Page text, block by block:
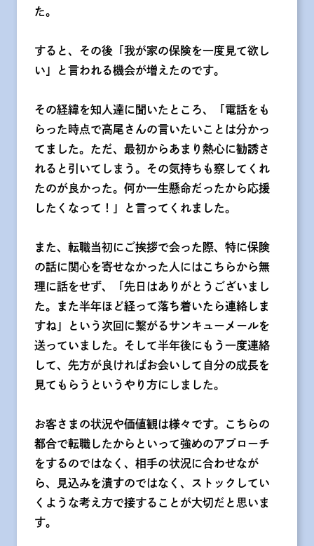
た。
すると、その後「我が家の保険を一度見て欲し
い」と言われる機会が増えたのです。
その経緯を知人達に聞いたところ、「電話をも
らった時点で高尾さんの言いたいことは分かっ
てました。ただ、最初からあまり熱心に勧誘さ
れると引いてしまう。その気持ちも察してくれ
たのが良かった。何か一生懸命だったから応援
したくなって！」と言ってくれました。
また、転職当初にご挨拶で会った際、特に保険
の話に関心を寄せなかった人にはこちらから無
理に話をせず、「先日はありがとうございまし
た。また半年ほど経って落ち着いたら連絡しま
すね」という次回に繋がるサンキューメールを
送っていました。そして半年後にもう一度連絡
して、先方が良ければお会いして自分の成長を
見てもらうというやり方にしました。
お客さまの状況や価値観は様々です。こちらの
都合で転職したからといって強めのアプローチ
をするのではなく、相手の状況に合わせなが
ら、見込みを潰すのではなく、ストックしてい
くような考え方で接することが大切だと思いま
す。